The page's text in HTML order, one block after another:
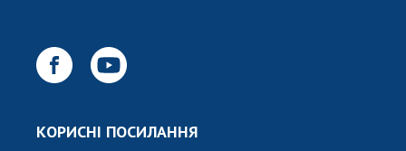
КОРИСНІ ПОСИЛАННЯ